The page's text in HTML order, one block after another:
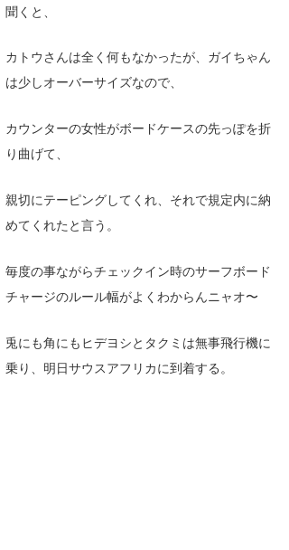
聞くと、
カトウさんは全く何もなかったが、ガイちゃん
は少しオーバーサイズなので、
カウンターの女性がボードケースの先っぽを折
り曲げて、
親切にテーピングしてくれ、それで規定内に納
めてくれたと言う。
毎度の事ながらチェックイン時のサーフボード
チャージのルール幅がよくわからんニャオ〜
兎にも角にもヒデヨシとタクミは無事飛行機に
乗り、明日サウスアフリカに到着する。
SancheZ
ゴン
wanda
banpaku
chappy